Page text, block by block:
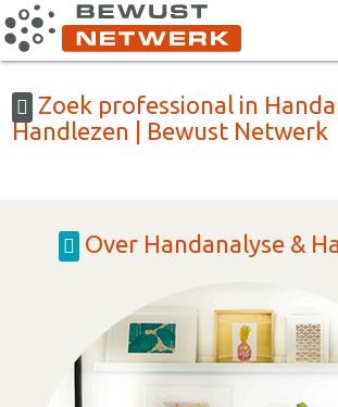
Zoek professional in
Handlezen | Bewust Netwerk
Over Handanalyse &